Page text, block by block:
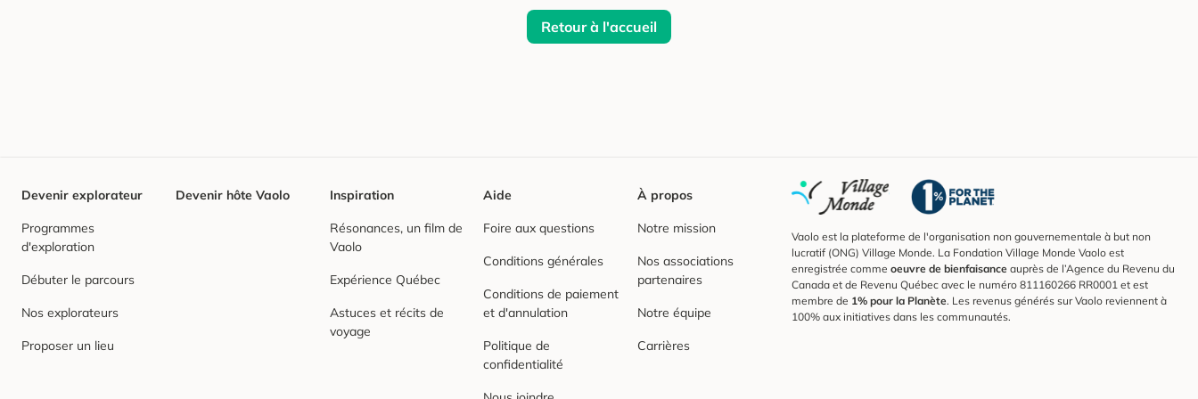
Retour à l'accueil
Devenir explorateur
Programmes
d'exploration
Débuter le parcours
Nos explorateurs
Proposer un lieu
Devenir hôte Vaolo Inspiration
Résonances, un film de
Vaolo
Expérience Québec
Astuces et récits de
voyage
Aide
Foire aux questions
Conditions générales
Conditions de paiement
et d'annulation
Politique de
confidentialité
À propos
Notre mission
Nos associations
partenaires
Notre équipe
Carrières
Vaolo est la plateforme de l'organisation non gouvernementale à but non
lucratif (ONG) Village Monde. La Fondation Village Monde Vaolo est
enregistrée comme oeuvre de bienfaisance auprès de l’Agence du Revenu du
Canada et de Revenu Québec avec le numéro 811160266 RR0001 et est
membre de 1% pour la Planète. Les revenus générés sur Vaolo reviennent à
100% aux initiatives dans les communautés.